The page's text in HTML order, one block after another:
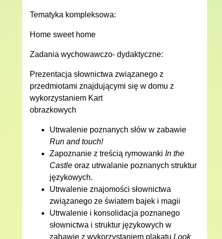
Tematyka kompleksowa:
Home sweet home
Zadania wychowawczo- dydaktyczne:
Prezentacja słownictwa związanego z
przedmiotami znajdującymi się w domu z
wykorzystaniem Kart
Utrwalenie poznanych słów w zabawie
Run and touch!
Zapoznanie z treścią rymowanki In the
Castle oraz utrwalanie poznanych struktur
językowych.
Utrwalenie znajomości słownictwa
związanego ze światem bajek i magii
Utrwalenie i konsolidacja poznanego
słownictwa i struktur językowych w
zabawie z wykorzystaniem plakatu Look